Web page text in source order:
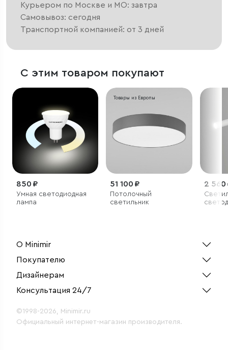
Курьером по Москве и МО: завтра
Самовывоз: сегодня
Транспортной компанией: от 3 дней
С этим товаром покупают
850 ₽
Умная светодиодная
лампа
Товары из Европы
51 100 ₽
Потолочный
светильник
2 560
О Minimir
Покупателю
Дизайнерам
Консультация 24/7
©1998-2026, Minimir.ru
Официальный интернет-магазин производителя.